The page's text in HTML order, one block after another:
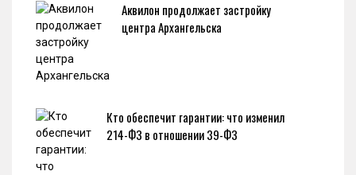
Аквилон продолжает застройку
центра Архангельска
Кто обеспечит гарантии: что изменил
214-ФЗ в отношении 39-ФЗ